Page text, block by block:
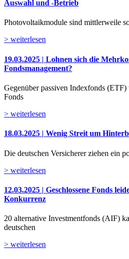
Auswahl und -Betrieb
Photovoltaikmodule sind mittlerweile
> weiterlesen
19.03.2025 | Lohnen sich die
Fondsmanagement?
Gegenüber passiven Indexfonds
Fonds
> weiterlesen
18.03.2025 | Wenig Streit um
Die deutschen Versicherer ziehen ein
> weiterlesen
12.03.2025 | Geschlossene Fonds
Konkurrenz
20 alternative Investmentfonds (AIF)
deutschen
> weiterlesen